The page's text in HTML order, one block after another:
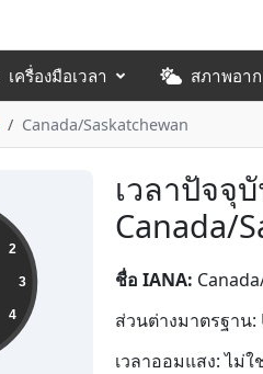
เครื่องมือเวลา สภาพอา
Canada/Saskatchewan
เวลาปัจจุ
Canada/
2
3
4
ชื่อ IANA:
ส่วนต่างมาตรฐาน:
เวลาออมแสง: ไม่ใ